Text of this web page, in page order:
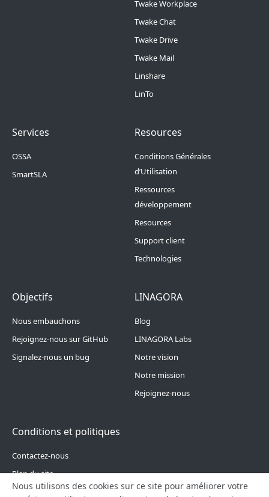
Twake Workplace
Twake Chat
Twake Drive
Twake Mail
Linshare
LinTo
Footer Menu 2
Services
OSSA
SmartSLA
Footer Menu 3
Resources
Conditions Générales
d’Utilisation
Ressources
développement
Resources
Support client
Technologies
Footer Menu 4
Objectifs
Nous embauchons
Rejoignez-nous sur GitHub
Signalez-nous un bug
Footer Menu 5
LINAGORA
Blog
LINAGORA Labs
Notre vision
Notre mission
Rejoignez-nous
Conditions et politiques
Contactez-nous
Plan du site
Politique de confidentialité
Nous utilisons des cookies sur ce site pour améliorer votre